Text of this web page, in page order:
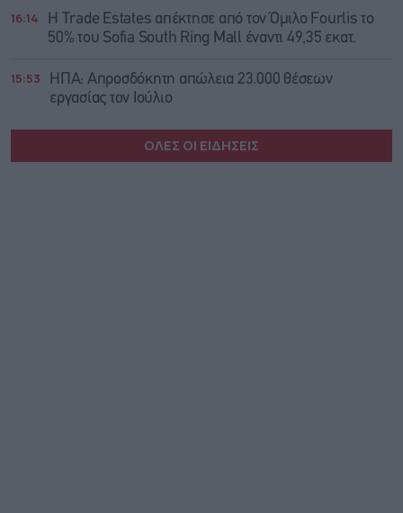
16:14
Η Trade Εstates απέκτησε από τον Όμιλο Fourlis το
50% του Sofia South Ring Mall έναντι 49,35 εκατ.
15:53
ΗΠΑ: Απροσδόκητη απώλεια 23.000 θέσεων
εργασίας τον Ιούλιο
ΟΛΕΣ ΟΙ ΕΙΔΗΣΕΙΣ